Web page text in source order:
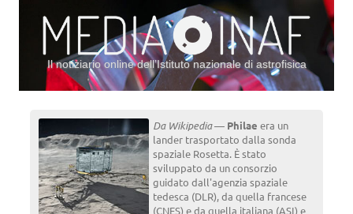
Il notiziario online dell’Istituto nazionale di astrofisica
Da Wikipedia— Philae era un
lander trasportato dalla sonda
spaziale Rosetta. È stato
sviluppato da un consorzio
guidato dall'agenzia spaziale
tedesca (DLR), da quella francese
(CNES) e da quella italiana (ASI) e